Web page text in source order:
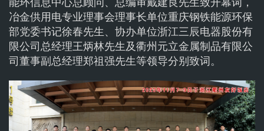
冶金供用电专业理事会理事长单位重庆钢铁能源环保
部党委书记徐春先生、协办单位浙江三辰电器股份有
限公司总经理王炳林先生及衢州元立金属制品有限公
司董事副总经理郑祖强先生等领导分别致词。